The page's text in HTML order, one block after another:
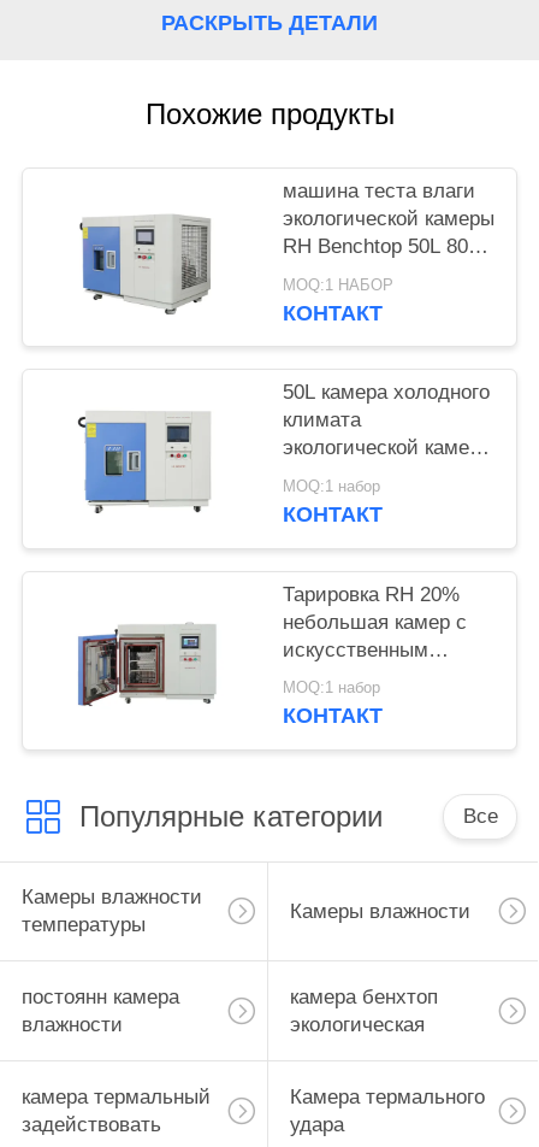
РАСКРЫТЬ ДЕТАЛИ
Похожие продукты
машина теста влаги
экологической камеры
RH Benchtop 50L 80L
20% небольшая
MOQ:1 НАБОР
КОНТАКТ
50L камера холодного
климата
экологической камеры
Benchtop 150
градусов горячая
MOQ:1 набор
КОНТАКТ
Тарировка RH 20%
небольшая камер с
искусственным
климатом 85 градусов
MOQ:1 набор
КОНТАКТ
Популярные категории Все
Камеры влажности
температуры
Камеры влажности
постоянн камера
влажности
камера бенхтоп
экологическая
камера термальный
задействовать
Камера термального
удара